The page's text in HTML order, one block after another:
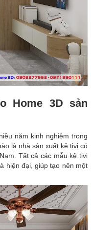
Home 3D sản
năm kinh nghiệm trong
là nhà sản xuất kệ tivi có
Tất cả các mẫu kệ tivi
hiện đại, giúp tạo nên một